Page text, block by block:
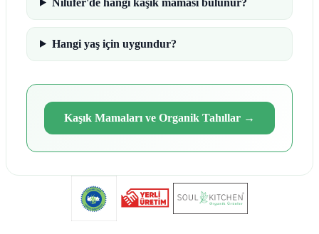
Hangi yaş için uygundur?
Kaşık Mamaları ve Organik Tahıllar →